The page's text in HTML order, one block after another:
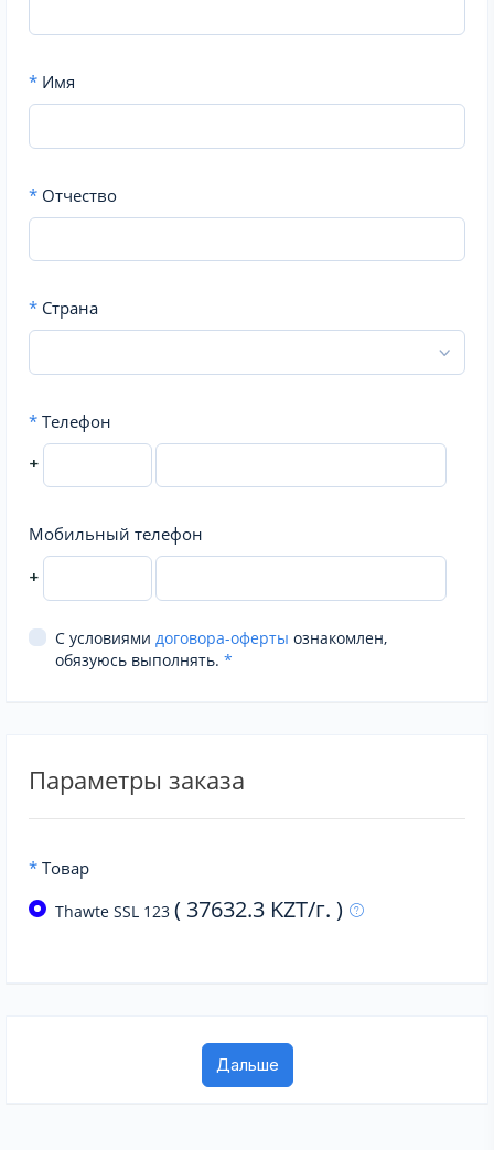
* Имя
* Отчество
* Страна
* Телефон
+
Мобильный телефон
+
С условиями договора-оферты ознакомлен,
обязуюсь выполнять. *
Параметры заказа
* Товар
Thawte SSL 123 ( 37632.3 KZT/г. )